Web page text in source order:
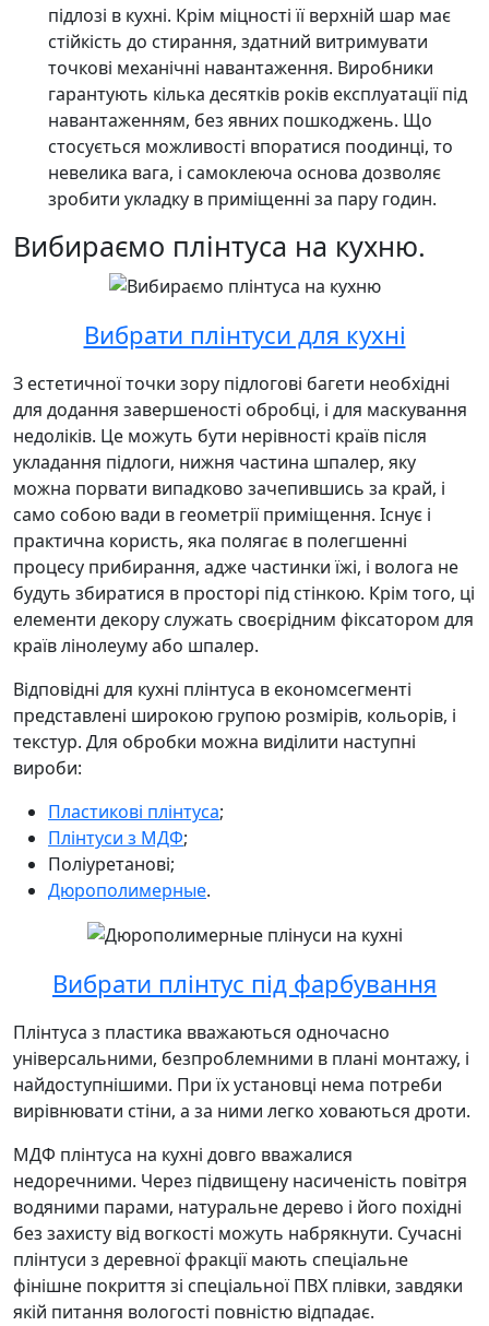
підлозі в кухні. Крім міцності її верхній шар має
стійкість до стирання, здатний витримувати
точкові механічні навантаження. Виробники
гарантують кілька десятків років експлуатації під
навантаженням, без явних пошкоджень. Що
стосується можливості впоратися поодинці, то
невелика вага, і самоклеюча основа дозволяє
зробити укладку в приміщенні за пару годин.
Вибираємо плінтуса на кухню.
Вибрати плінтуси для кухні
З естетичної точки зору підлогові багети необхідні
для додання завершеності обробці, і для маскування
недоліків. Це можуть бути нерівності країв після
укладання підлоги, нижня частина шпалер, яку
можна порвати випадково зачепившись за край, і
само собою вади в геометрії приміщення. Існує і
практична користь, яка полягає в полегшенні
процесу прибирання, адже частинки їжі, і волога не
будуть збиратися в просторі під стінкою. Крім того, ці
елементи декору служать своєрідним фіксатором для
країв лінолеуму або шпалер.
Відповідні для кухні плінтуса в економсегменті
представлені широкою групою розмірів, кольорів, і
текстур. Для обробки можна виділити наступні
вироби:
Пластикові плінтуса;
Плінтуси з МДФ;
Поліуретанові;
Дюрополимерные.
Вибрати плінтус під фарбування
Плінтуса з пластика вважаються одночасно
універсальними, безпроблемними в плані монтажу, і
найдоступнішими. При їх установці нема потреби
вирівнювати стіни, а за ними легко ховаються дроти.
МДФ плінтуса на кухні довго вважалися
недоречними. Через підвищену насиченість повітря
водяними парами, натуральне дерево і його похідні
без захисту від вогкості можуть набрякнути. Сучасні
плінтуси з деревної фракції мають спеціальне
фінішне покриття зі спеціальної ПВХ плівки, завдяки
якій питання вологості повністю відпадає.